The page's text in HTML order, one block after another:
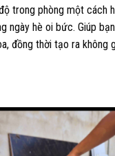
trong phòng một cách
ngày hè oi bức. Giúp
đồng thời tạo ra không